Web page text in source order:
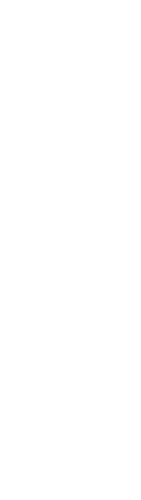
Mộ tại Hà Nội - 500k -